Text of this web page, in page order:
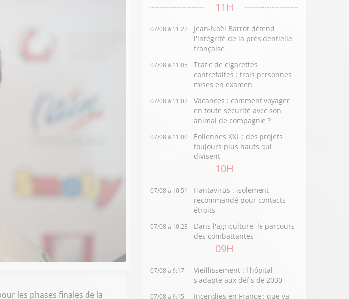
les phases finales de la
11H
07/08 à 11:22
Jean-Noël Barrot défend
l'intégrité de la présidentielle
française
07/08 à 11:05
Trafic de cigarettes
contrefaites : trois personnes
mises en examen
07/08 à 11:02
Vacances : comment voyager
en toute sécurité avec son
animal de compagnie ?
07/08 à 11:00
Éoliennes XXL : des projets
toujours plus hauts qui
divisent
10H
07/08 à 10:51
Hantavirus : isolement
recommandé pour contacts
étroits
07/08 à 10:23
Dans l'agriculture, le parcours
des combattantes
09H
07/08 à 9:17
Vieillissement : l'hôpital
s'adapte aux défis de 2030
07/08 à 9:15
Incendies en France : que va